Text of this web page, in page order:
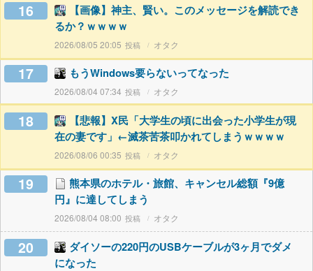
16
【画像】神主、賢い。このメッセージを解読でき
るか？ｗｗｗｗ
2026/08/05 20:05 オタク
17 もうWindows要らないってなった
2026/08/04 07:34 オタク
18
【悲報】X民「大学生の頃に出会った小学生が現
在の妻です」←滅茶苦茶叩かれてしまうｗｗｗｗ
2026/08/06 00:35 オタク
19
熊本県のホテル・旅館、キャンセル総額『9億
円』に達してしまう
2026/08/04 08:00 オタク
20
ダイソーの220円のUSBケーブルが3ヶ月でダメ
になった